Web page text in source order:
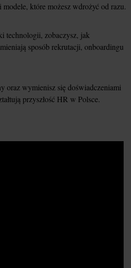
modele, które możesz wdrożyć od razu.
technologii, zobaczysz, jak
sposób rekrutacji, onboardingu
oraz wymienisz się doświadczeniami
przyszłość HR w Polsce.